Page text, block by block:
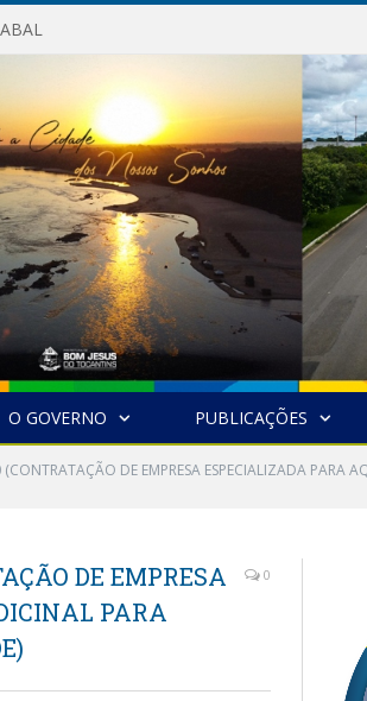
O GOVERNO PUBLICAÇÕES
DE EMPRESA ESPECIALIZADA PARA
DE EMPRESA
PARA
0